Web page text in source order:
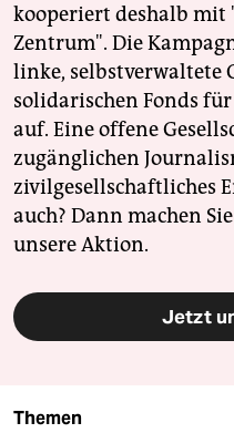
kooperiert deshalb
Zentrum". Die
linke, selbstverwaltete
solidarischen Fonds
auf. Eine offene
zugänglichen
zivilgesellschaftliches
auch? Dann machen
unsere Aktion.
Jetzt
Themen